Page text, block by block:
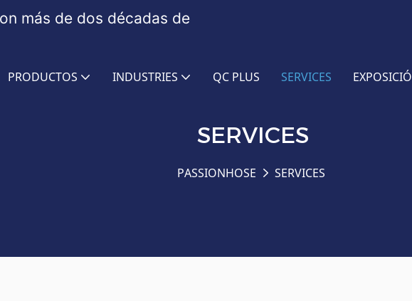
más de dos décadas de
PRODUCTOS INDUSTRIES QC PLUS SERVICES
SERVICES
PASSIONHOSE SERVICES